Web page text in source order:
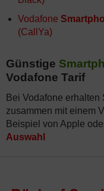
Vodafone
(CallYa)
Günstige
Vodafone Tarif
Bei Vodafone
zusammen mit einem
Beispiel von Apple
Auswahl